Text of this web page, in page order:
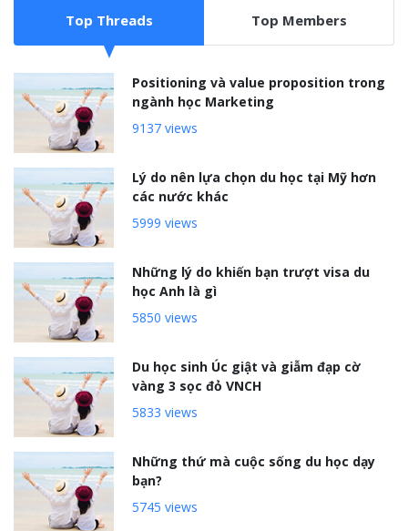
Top Threads Top Members
Positioning và value proposition trong
ngành học Marketing
9137 views
Lý do nên lựa chọn du học tại Mỹ hơn
các nước khác
5999 views
Những lý do khiến bạn trượt visa du
học Anh là gì
5850 views
Du học sinh Úc giật và giẫm đạp cờ
vàng 3 sọc đỏ VNCH
5833 views
Những thứ mà cuộc sống du học dạy
bạn?
5745 views